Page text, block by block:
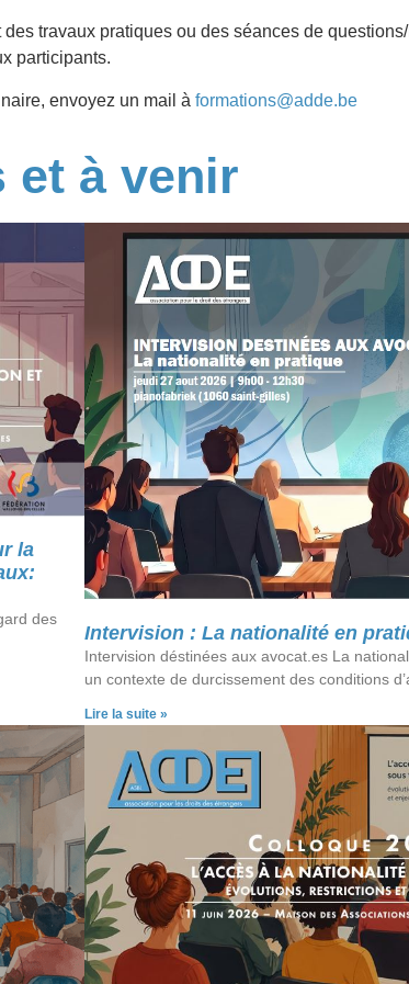
travaux pratiques ou des séances de
participants.
envoyez un mail à formations@adde.be
et à venir
la
des
Intervision : La nationalité en
Intervision déstinées aux avocat.es La
un contexte de durcissement des conditions
Lire la suite »